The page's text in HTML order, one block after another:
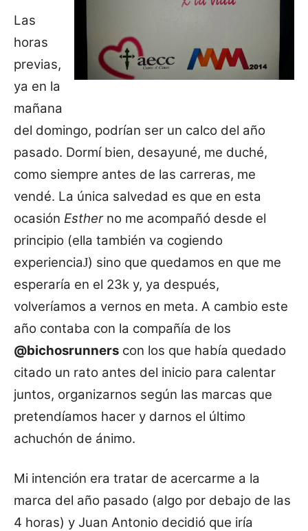
Las
horas
previas,
ya en la
mañana
del domingo, podrían ser un calco del año
pasado. Dormí bien, desayuné, me duché,
como siempre antes de las carreras, me
vendé. La única salvedad es que en esta
ocasión Estherno me acompañó desde el
principio (ella también va cogiendo
experienciaJ) sino que quedamos en que me
esperaría en el 23k y, ya después,
volveríamos a vernos en meta. A cambio este
año contaba con la compañía de los
@bichosrunners con los que había quedado
citado un rato antes del inicio para calentar
juntos, organizarnos según las marcas que
pretendíamos hacer y darnos el último
achuchón de ánimo.
Mi intención era tratar de acercarme a la
marca del año pasado (algo por debajo de las
4 horas) y Juan Antonio decidió que iría